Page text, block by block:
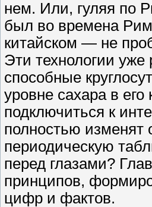
нем. Или, гуляя по
был во времена
китайском — ​не
Эти технологии
способные
уровне сахара в
подключиться к
полностью изменят
периодическую
перед глазами?
принципов,
цифр и фактов.